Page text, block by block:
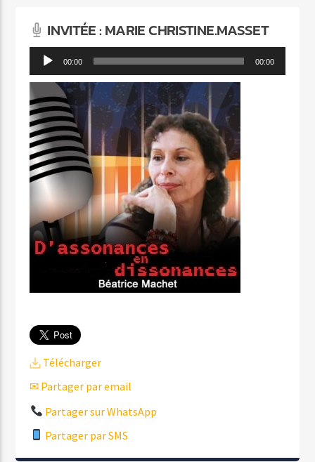
INVITÉE : MARIE CHRISTINE.MASSET
Lecteur 00:00 00:00
Télécharger
✉ Partager par email
Partager sur WhatsApp
Partager par SMS